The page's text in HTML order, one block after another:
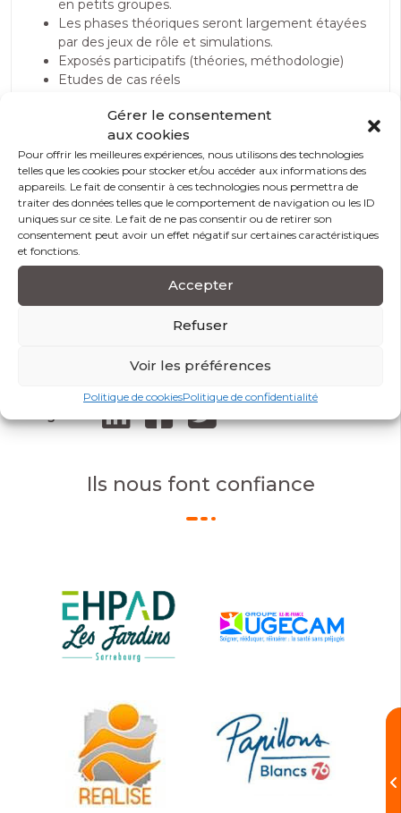
Gérer le consentement
aux cookies
Pour offrir les meilleures expériences, nous utilisons des technologies
telles que les cookies pour stocker et/ou accéder aux informations des
appareils. Le fait de consentir à ces technologies nous permettra de
traiter des données telles que le comportement de navigation ou les ID
uniques sur ce site. Le fait de ne pas consentir ou de retirer son
consentement peut avoir un effet négatif sur certaines caractéristiques
et fonctions.
Accepter
Refuser
Voir les préférences
Politique de cookiesPolitique de confidentialité
en petits groupes.
Les phases théoriques seront largement étayées
par des jeux de rôle et simulations.
Exposés participatifs (théories, méthodologie)
Etudes de cas réels
Documentation écrite
Modalités et conditions d’accès
Modalité d’évaluation
Ils nous font confiance